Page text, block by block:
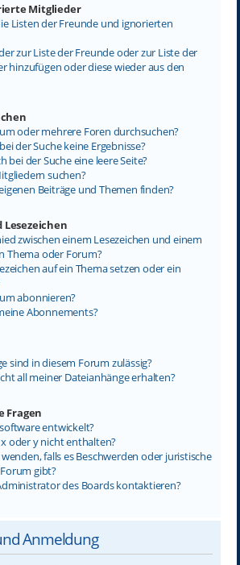
Mitglieder
Listen der Freunde und ignorierten
zur Liste der Freunde oder zur Liste der
hinzufügen oder diese wieder aus den
oder mehrere Foren durchsuchen?
der Suche keine Ergebnisse?
bei der Suche eine leere Seite?
suchen?
Beiträge und Themen finden?
zwischen einem Lesezeichen und einem
Thema oder Forum?
auf ein Thema setzen oder ein
abonnieren?
Abonnements?
sind in diesem Forum zulässig?
all meiner Dateianhänge erhalten?
Fragen
entwickelt?
oder y nicht enthalten?
falls es Beschwerden oder juristische
gibt?
des Boards kontaktieren?
Anmeldung